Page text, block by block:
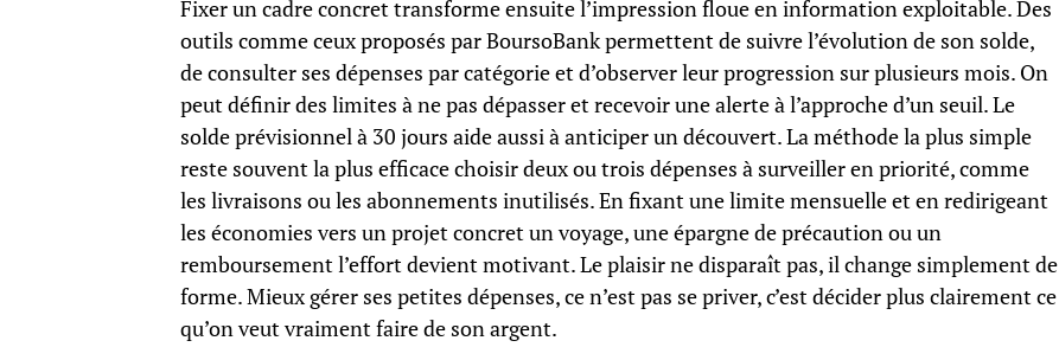
Fixer un cadre concret transforme ensuite l’impression floue en information exploitable. Des
outils comme ceux proposés par BoursoBank permettent de suivre l’évolution de son solde,
de consulter ses dépenses par catégorie et d’observer leur progression sur plusieurs mois. On
peut définir des limites à ne pas dépasser et recevoir une alerte à l’approche d’un seuil. Le
solde prévisionnel à 30 jours aide aussi à anticiper un découvert. La méthode la plus simple
reste souvent la plus efficace choisir deux ou trois dépenses à surveiller en priorité, comme
les livraisons ou les abonnements inutilisés. En fixant une limite mensuelle et en redirigeant
les économies vers un projet concret un voyage, une épargne de précaution ou un
remboursement l’effort devient motivant. Le plaisir ne disparaît pas, il change simplement de
forme. Mieux gérer ses petites dépenses, ce n’est pas se priver, c’est décider plus clairement ce
qu’on veut vraiment faire de son argent.